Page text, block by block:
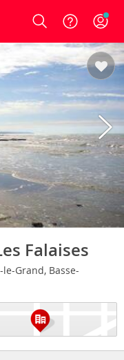
Login
Falaises
Grand, Basse-